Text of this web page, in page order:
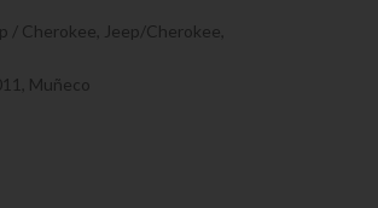
/ Cherokee Jeep/Cherokee
Muñeco